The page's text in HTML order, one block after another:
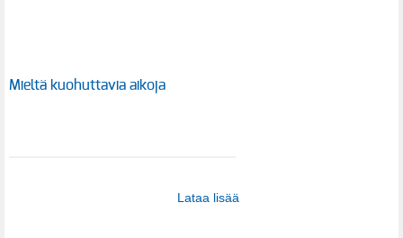
Mieltä kuohuttavia aikoja
Lataa lisää